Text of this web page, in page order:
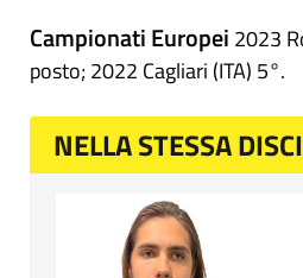
Campionati Europei 2023
posto; 2022 Cagliari (ITA) 5°.
NELLA STESSA